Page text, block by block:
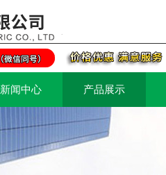
新闻中心 产品展示